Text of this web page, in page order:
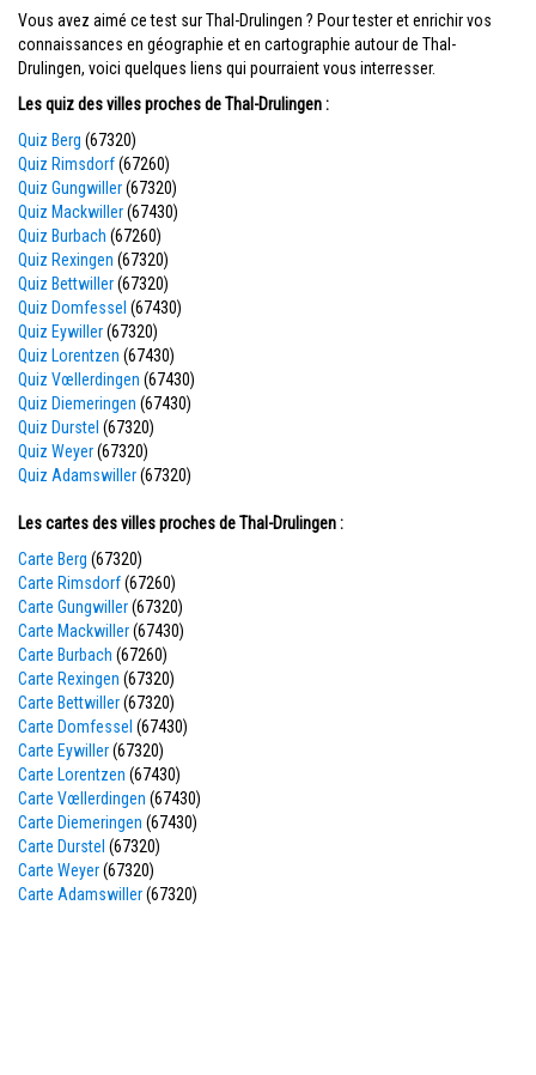
Vous avez aimé ce test sur Thal-Drulingen ? Pour tester et enrichir vos
connaissances en géographie et en cartographie autour de Thal-
Drulingen, voici quelques liens qui pourraient vous interresser.
Les quiz des villes proches de Thal-Drulingen :
Quiz Berg (67320)
Quiz Rimsdorf(67260)
Quiz Gungwiller(67320)
Quiz Mackwiller(67430)
Quiz Burbach (67260)
Quiz Rexingen (67320)
Quiz Bettwiller(67320)
Quiz Domfessel (67430)
Quiz Eywiller(67320)
Quiz Lorentzen (67430)
Quiz Vœllerdingen (67430)
Quiz Diemeringen (67430)
Quiz Durstel (67320)
Quiz Weyer(67320)
Quiz Adamswiller(67320)
Les cartes des villes proches de Thal-Drulingen :
Carte Berg (67320)
Carte Rimsdorf(67260)
Carte Gungwiller(67320)
Carte Mackwiller(67430)
Carte Burbach (67260)
Carte Rexingen (67320)
Carte Bettwiller(67320)
Carte Domfessel (67430)
Carte Eywiller(67320)
Carte Lorentzen (67430)
Carte Vœllerdingen (67430)
Carte Diemeringen (67430)
Carte Durstel (67320)
Carte Weyer(67320)
Carte Adamswiller(67320)